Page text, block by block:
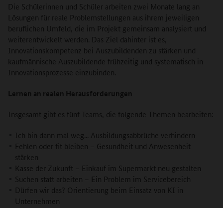
Die Schülerinnen und Schüler arbeiten zwei Monate lang an
Lösungen für reale Problemstellungen aus ihrem jeweiligen
beruflichen Umfeld, die im Projekt gemeinsam analysiert und
weiterentwickelt werden. Das Ziel dahinter ist es,
Innovationskompetenz bei Auszubildenden zu stärken und
kaufmännische Auszubildende frühzeitig und systematisch in
Innovationsprozesse einzubinden.
Lernen an realen Herausforderungen
Insgesamt gibt es fünf Teams, die folgende Themen bearbeiten:
Ich bin dann mal weg... Ausbildungsabbrüche verhindern
Fehlen oder fit bleiben – Gesundheit und Anwesenheit
stärken
Kasse der Zukunft – Einkauf im Supermarkt neu gestalten
Suchen statt arbeiten – Ein Problem im Servicebereich
Dürfen wir das? Orientierung beim Einsatz von KI in
Unternehmen